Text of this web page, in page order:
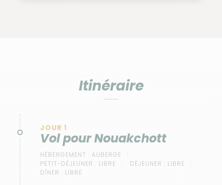
Itinéraire
JOUR 1
Vol pour Nouakchott
HÉBERGEMENT : AUBERGE
PETIT-DÉJEUNER : LIBRE DÉJEUNER : LIBRE
DÎNER : LIBRE